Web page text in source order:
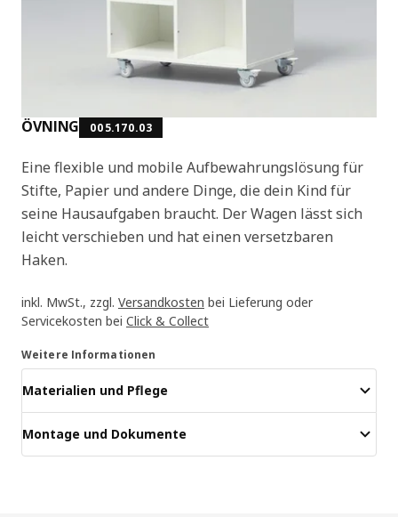
ÖVNING 005.170.03
Eine flexible und mobile Aufbewahrungslösung für
Stifte, Papier und andere Dinge, die dein Kind für
seine Hausaufgaben braucht. Der Wagen lässt sich
leicht verschieben und hat einen versetzbaren
Haken.
inkl. MwSt., zzgl. Versandkosten bei Lieferung oder
Servicekosten bei Click & Collect
Weitere Informationen
Materialien und Pflege
Montage und Dokumente